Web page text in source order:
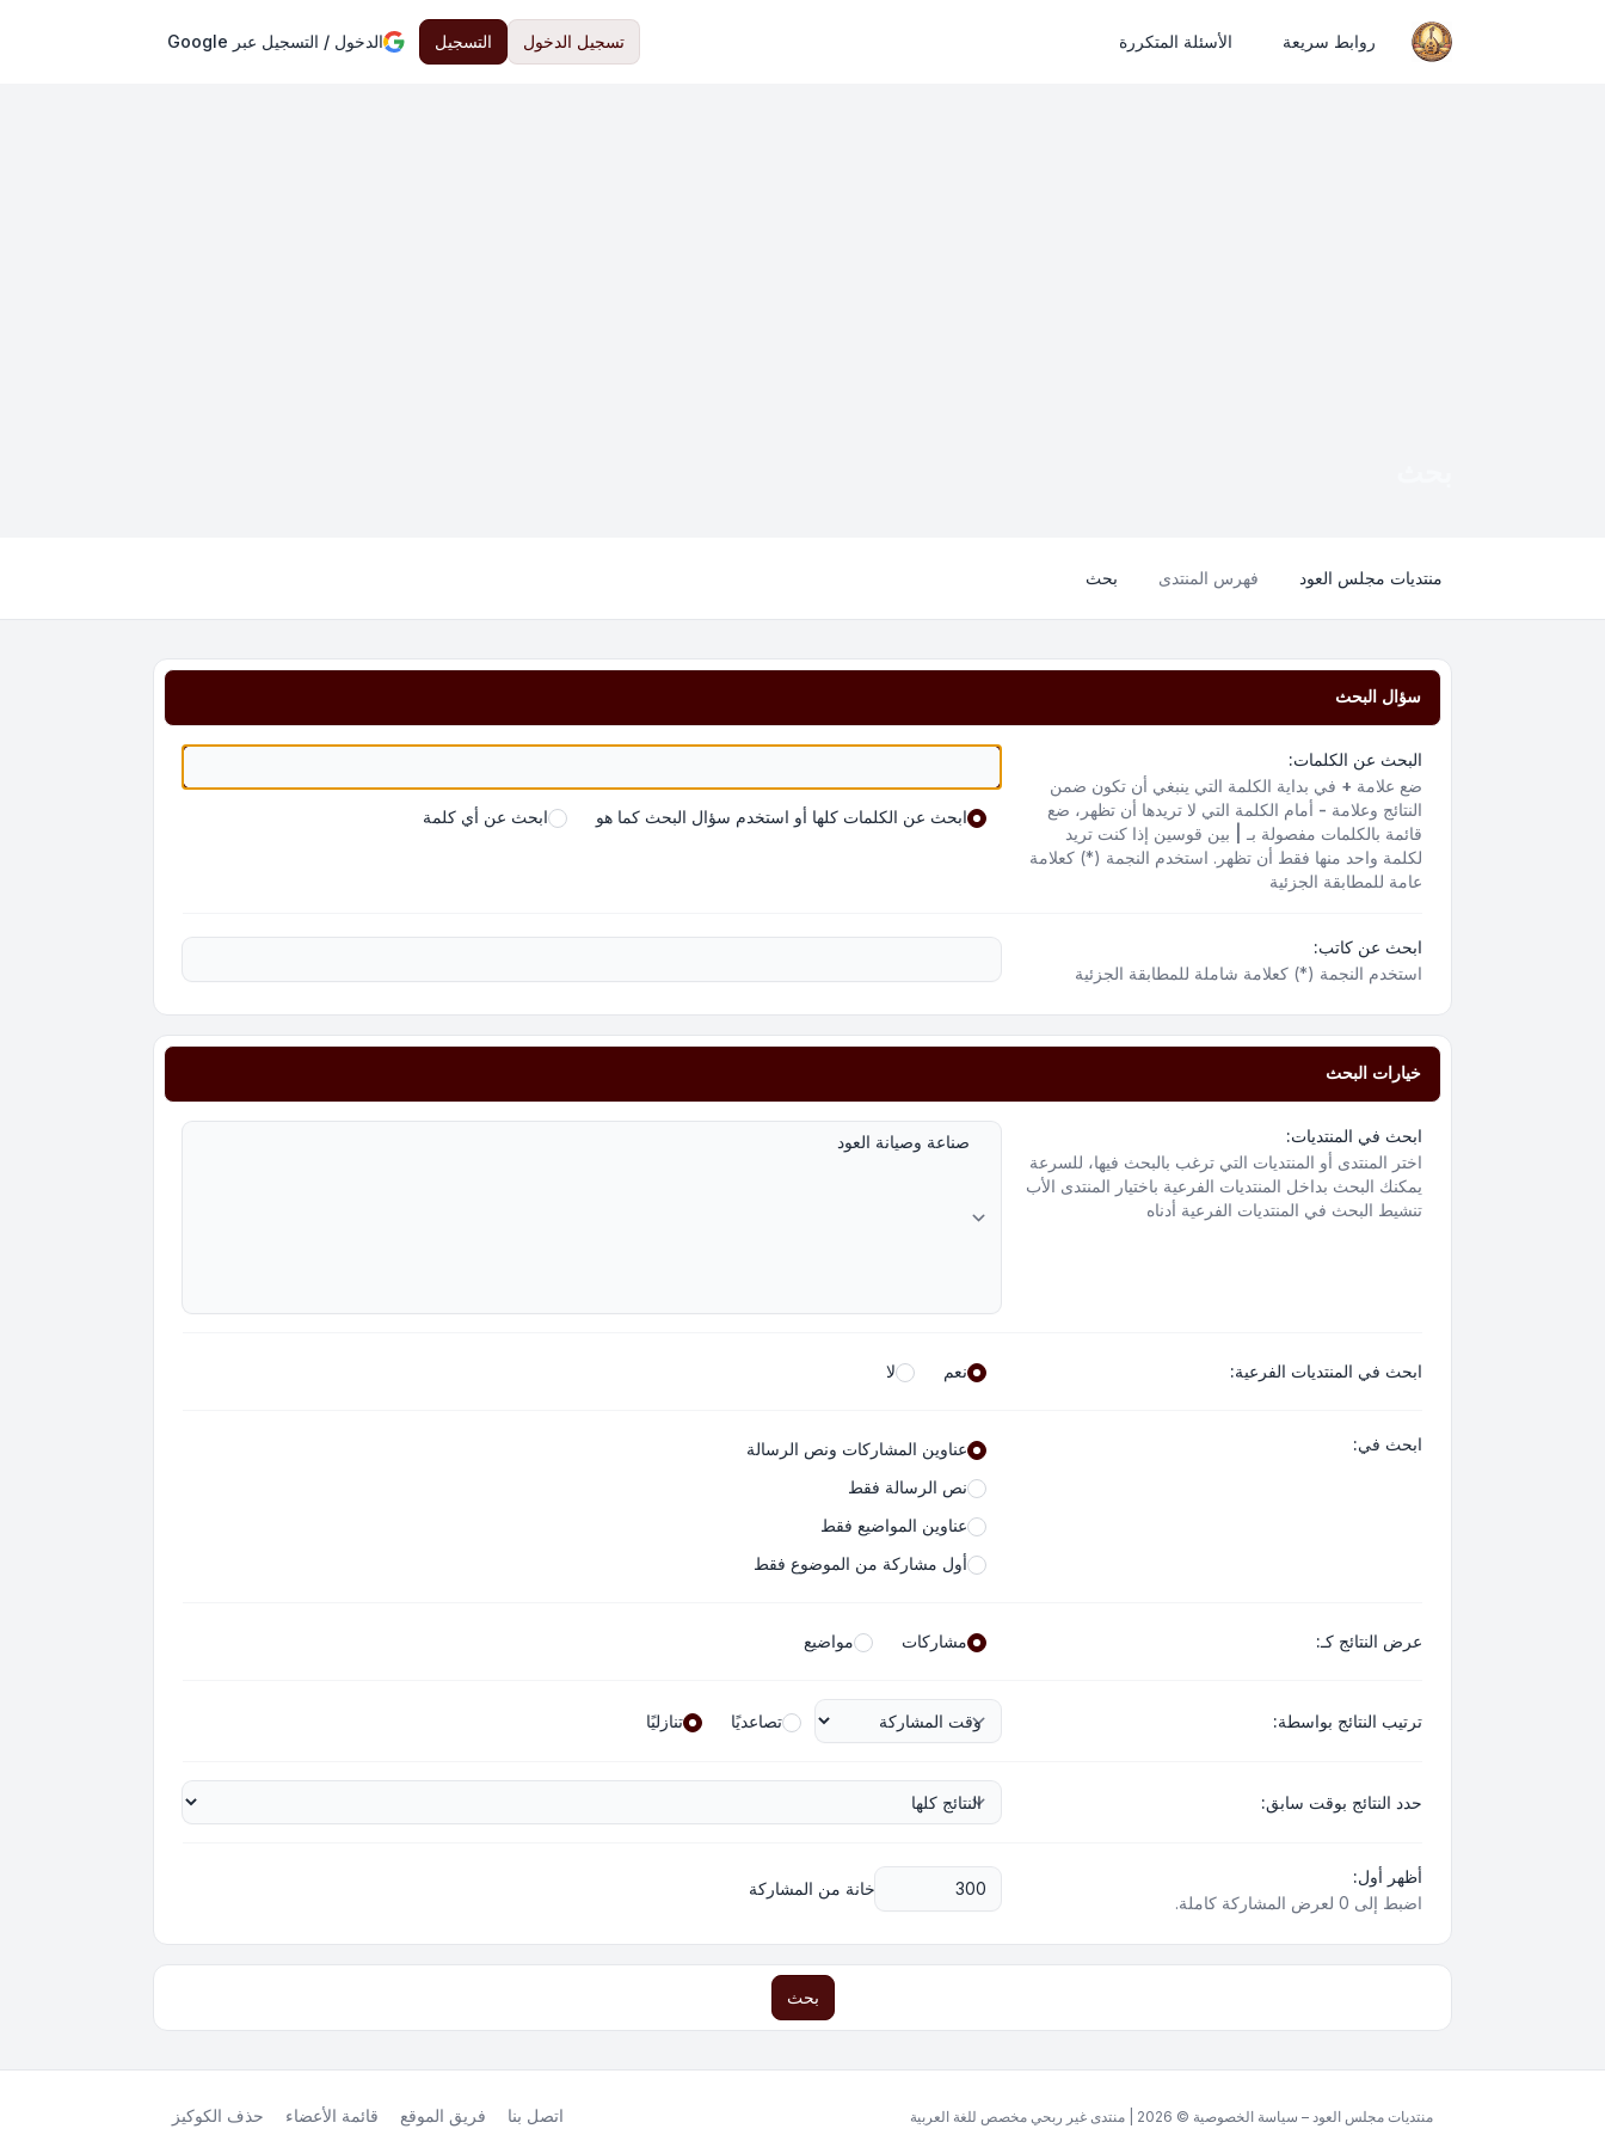
روابط سريعة الأسئلة المتكررة تسجيل الدخول التسجيل الدخول / التسجيل عبر Google
منتديات مجلس العود فهرس المنتدى بحث
سؤال البحث
البحث عن الكلمات:
ضع علامة + في بداية الكلمة التي ينبغي أن تكون ضمن
النتائج وعلامة - أمام الكلمة التي لا تريدها أن تظهر، ضع
قائمة بالكلمات مفصولة بـ
بين قوسين إذا كنت تريد
لكلمة واحد منها فقط أن تظهر. استخدم النجمة (*) كعلامة
عامة للمطابقة الجزئية
ابحث عن الكلمات كلها أو استخدم سؤال البحث كما هو ابحث عن أي كلمة
ابحث عن كاتب:
استخدم النجمة (*) كعلامة شاملة للمطابقة الجزئية
خيارات البحث
ابحث في المنتديات:
اختر المنتدى أو المنتديات التي ترغب بالبحث فيها، للسرعة
يمكنك البحث بداخل المنتديات الفرعية باختيار المنتدى الأب
تنشيط البحث في المنتديات الفرعية أدناه
ابحث في المنتديات الفرعية: نعم لا
ابحث في:
عناوين المشاركات ونص الرسالة
نص الرسالة فقط
عناوين المواضيع فقط
أول مشاركة من الموضوع فقط
عرض النتائج كـ: مشاركات مواضيع
ترتيب النتائج بواسطة: تصاعديًا تنازليًا
حدد النتائج بوقت سابق:
أظهر أول:
اضبط إلى 0 لعرض المشاركة كاملة.
خانة من المشاركة
بحث
اتصل بنا فريق الموقع قائمة الأعضاء حذف الكوكيز منتديات مجلس العود – سياسة الخصوصية © 2026 | منتدى غير ربحي مخصص للغة العربية